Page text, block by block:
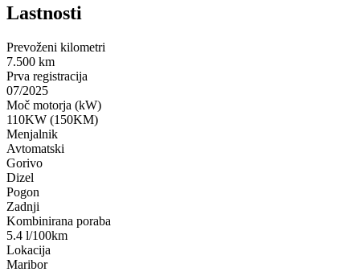
Lastnosti
Prevoženi kilometri
7.500 km
Prva registracija
07/2025
Moč motorja (kW)
110KW (150KM)
Menjalnik
Avtomatski
Gorivo
Dizel
Pogon
Zadnji
Kombinirana poraba
5.4 l/100km
Lokacija
Maribor